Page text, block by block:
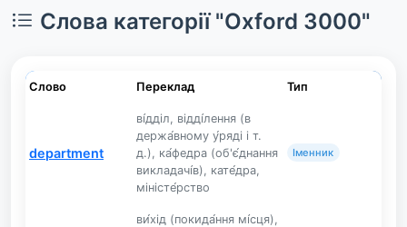
Слова категорії "Oxford 3000"
Слово Переклад Тип
department
ві́дділ, відді́лення (в
держа́вному у́ряді і т.
д.), ка́федра (об'є́днання
викладачі́в), кате́дра,
міністе́рство
Іменник
ви́хід (покида́ння мі́сця),